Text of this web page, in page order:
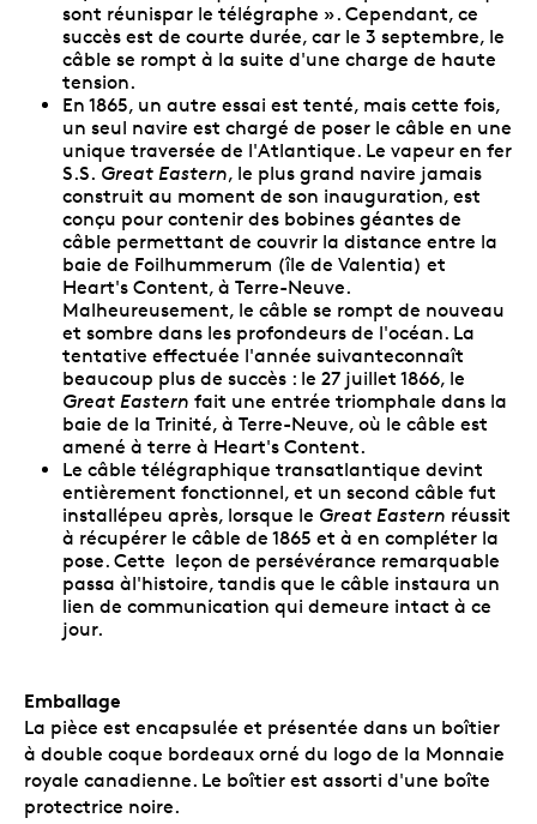
sont réunispar le télégraphe ». Cependant, ce
succès est de courte durée, car le 3 septembre, le
câble se rompt à la suite d'une charge de haute
tension.
En 1865, un autre essai est tenté, mais cette fois,
un seul navire est chargé de poser le câble en une
unique traversée de l'Atlantique. Le vapeur en fer
S.S. Great Eastern, le plus grand navire jamais
construit au moment de son inauguration, est
conçu pour contenir des bobines géantes de
câble permettant de couvrir la distance entre la
baie de Foilhummerum (île de Valentia) et
Heart's Content, à Terre-Neuve.
Malheureusement, le câble se rompt de nouveau
et sombre dans les profondeurs de l'océan. La
tentative effectuée l'année suivanteconnaît
beaucoup plus de succès : le 27 juillet 1866, le
Great Eastern fait une entrée triomphale dans la
baie de la Trinité, à Terre-Neuve, où le câble est
amené à terre à Heart's Content.
Le câble télégraphique transatlantique devint
entièrement fonctionnel, et un second câble fut
installépeu après, lorsque le Great Eastern réussit
à récupérer le câble de 1865 et à en compléter la
pose. Cette leçon de persévérance remarquable
passa àl'histoire, tandis que le câble instaura un
lien de communication qui demeure intact à ce
jour.
Emballage
La pièce est encapsulée et présentée dans un boîtier
à double coque bordeaux orné du logo de la Monnaie
royale canadienne. Le boîtier est assorti d'une boîte
protectrice noire.